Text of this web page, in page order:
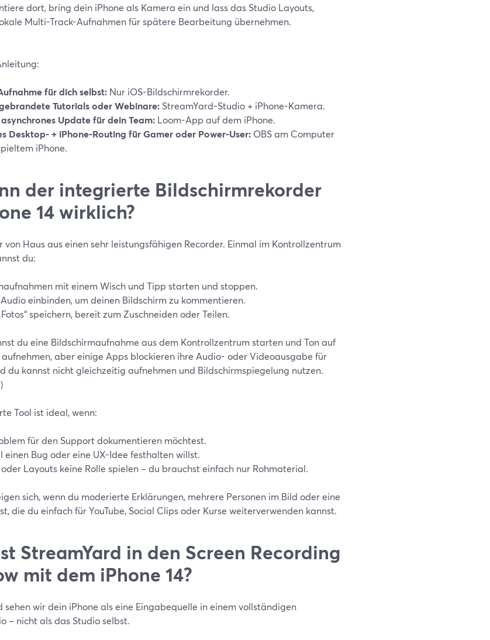
dort, bring dein iPhone als Kamera ein und lass das Studio Layouts,
Multi-Track-Aufnahmen für spätere Bearbeitung übernehmen.
für dich selbst: Nur iOS-Bildschirmrekorder.
Tutorials oder Webinare: StreamYard-Studio + iPhone-Kamera.
asynchrones Update für dein Team: Loom-App auf dem iPhone.
Desktop- + iPhone-Routing für Gamer oder Power-User: OBS am Computer
iPhone.
der integrierte Bildschirmrekorder
14 wirklich?
Haus aus einen sehr leistungsfähigen Recorder. Einmal im Kontrollzentrum
du:
mit einem Wisch und Tipp starten und stoppen.
einbinden, um deinen Bildschirm zu kommentieren.
speichern, bereit zum Zuschneiden oder Teilen.
du eine Bildschirmaufnahme aus dem Kontrollzentrum starten und Ton auf
aber einige Apps blockieren ihre Audio- oder Videoausgabe für
du kannst nicht gleichzeitig aufnehmen und Bildschirmspiegelung nutzen.
)
Tool ist ideal, wenn:
für den Support dokumentieren möchtest.
einen Bug oder eine UX-Idee festhalten willst.
Layouts keine Rolle spielen – du brauchst einfach nur Rohmaterial.
sich, wenn du moderierte Erklärungen, mehrere Personen im Bild oder eine
die du einfach für YouTube, Social Clips oder Kurse weiterverwenden kannst.
StreamYard in den Screen Recording
mit dem iPhone 14?
sehen wir dein iPhone als eine Eingabequelle in einem vollständigen
– nicht als das Studio selbst.